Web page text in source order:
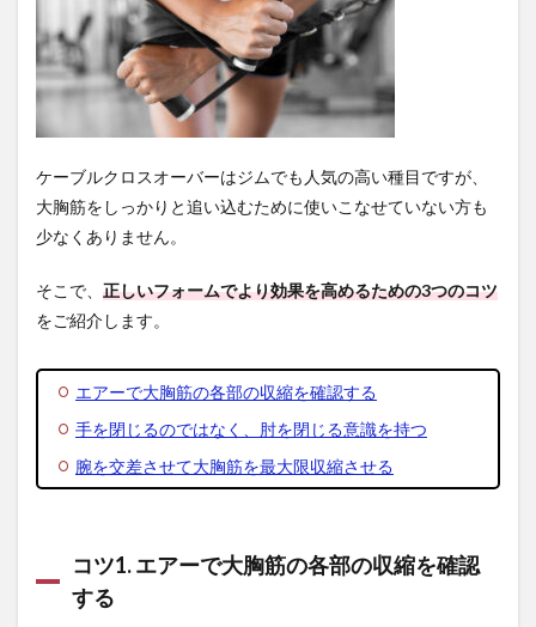
ケーブルクロスオーバーはジムでも人気の高い種目ですが、
大胸筋をしっかりと追い込むために使いこなせていない方も
少なくありません。
そこで、 正しいフォームでより効果を高めるための3つのコツ
をご紹介します。
エアーで大胸筋の各部の収縮を確認する
手を閉じるのではなく、肘を閉じる意識を持つ
腕を交差させて大胸筋を最大限収縮させる
コツ1. エアーで大胸筋の各部の収縮を確認
する